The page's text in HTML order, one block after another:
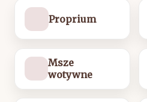
Proprium
Msze
wotywne